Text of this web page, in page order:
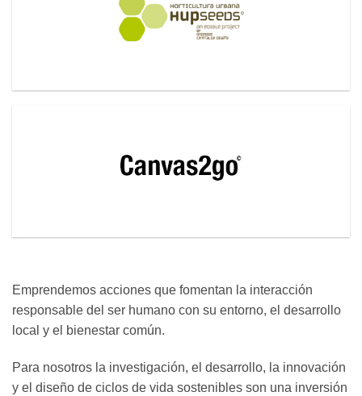
Emprendemos acciones que fomentan la interacción
responsable del ser humano con su entorno, el desarrollo
local y el bienestar común.
Para nosotros la investigación, el desarrollo, la innovación
y el diseño de ciclos de vida sostenibles son una inversión